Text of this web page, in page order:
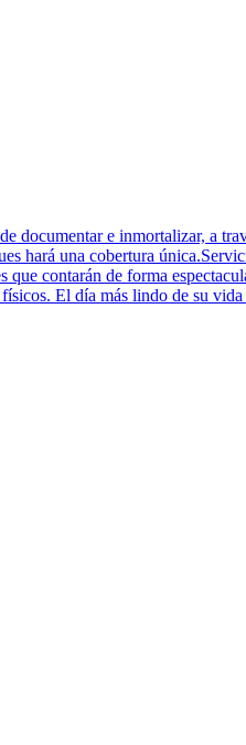
documentar e inmortalizar, a
hará una cobertura
contarán de forma
El día más lindo de su